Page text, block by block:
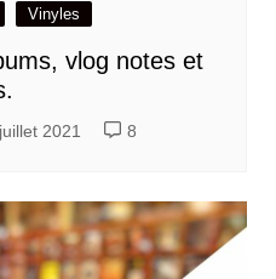
Vinyles
vlog notes et
2021 8